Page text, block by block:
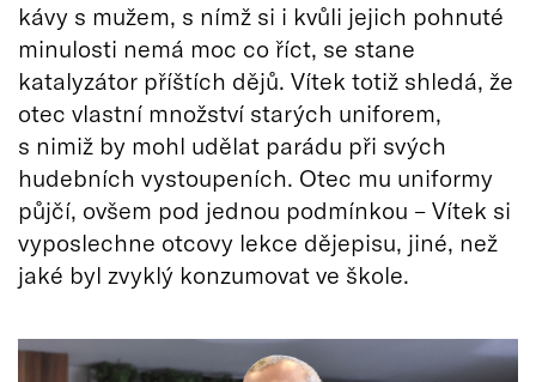
kávy s mužem, s nímž si i kvůli jejich pohnuté
minulosti nemá moc co říct, se stane
katalyzátor příštích dějů. Vítek totiž shledá, že
otec vlastní množství starých uniforem,
s nimiž by mohl udělat parádu při svých
hudebních vystoupeních. Otec mu uniformy
půjčí, ovšem pod jednou podmínkou – Vítek si
vyposlechne otcovy lekce dějepisu, jiné, než
jaké byl zvyklý konzumovat ve škole.